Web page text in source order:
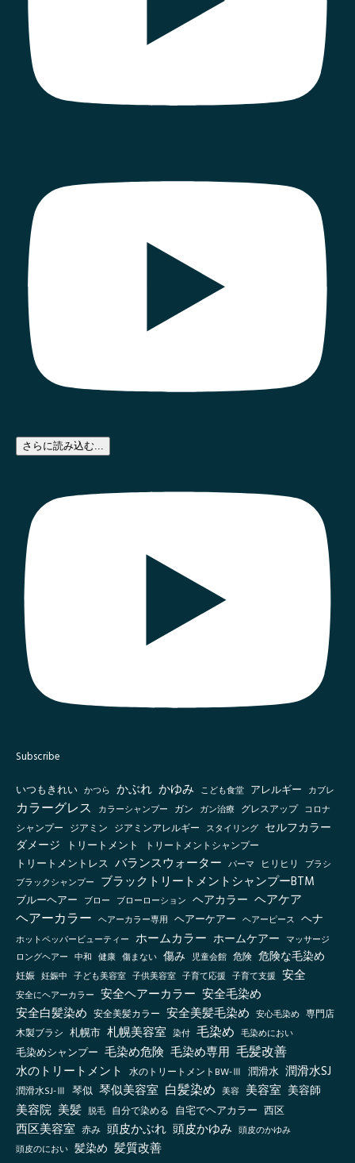
さらに読み込む...
Subscribe
いつもきれい かつら かぶれ かゆみ こども食堂 アレルギー カブレ
カラーグレス カラーシャンプー ガン ガン治療 グレスアップ コロナ
シャンプー ジアミン ジアミンアレルギー スタイリング セルフカラー
ダメージ
トリートメント
トリートメントシャンプー
トリートメントレス バランスウォーター パーマ ヒリヒリ ブラシ
ブラックシャンプー ブラックトリートメントシャンプーBTM
ブルーヘアー ブロー ブローローション ヘアカラー ヘアケア
ヘアーカラー ヘアーカラー専用 ヘアーケアー ヘアーピース ヘナ
ホットペッパービューティー ホームカラー ホームケアー マッサージ
ロングヘアー 中和 健康 傷まない 傷み 児童会館 危険 危険な毛染め
妊娠 妊娠中 子ども美容室 子供美容室 子育て応援 子育て支援 安全
安全にヘアーカラー 安全ヘアーカラー 安全毛染め
安全白髪染め 安全美髪カラー 安全美髪毛染め 安心毛染め 専門店
木製ブラシ 札幌市 札幌美容室 染付 毛染め 毛染めにおい
毛染めシャンプー 毛染め危険 毛染め専用 毛髪改善
水のトリートメント 水のトリートメントBW-Ⅲ 潤滑水 潤滑水SJ
潤滑水SJ-Ⅲ 琴似 琴似美容室 白髪染め 美容 美容室 美容師
美容院 美髪 脱毛 自分で染める 自宅でヘアカラー 西区
西区美容室 赤み 頭皮かぶれ 頭皮かゆみ 頭皮のかゆみ
頭皮のにおい 髪染め 髪質改善